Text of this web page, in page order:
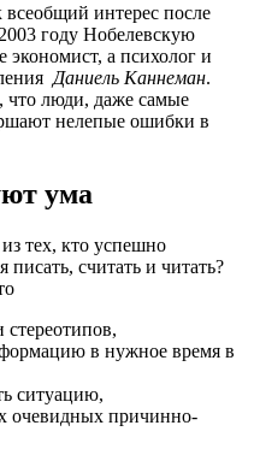
интерес после
году Нобелевскую
а психолог и
Даниель Каннеман.
что люди, даже самые
нелепые ошибки в
ума
тех, кто успешно
писать, считать и читать?
стереотипов,
в нужное время в
ситуацию,
очевидных причинно-